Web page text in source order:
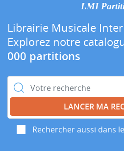
LMI
Librairie Musicale
Explorez notre
000 partitions
Rechercher :
Rechercher aussi dans